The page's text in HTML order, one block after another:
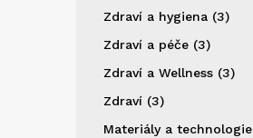
Zdraví a hygiena (3)
Zdraví a péče (3)
Zdraví a Wellness (3)
Zdraví (3)
Materiály a technologie